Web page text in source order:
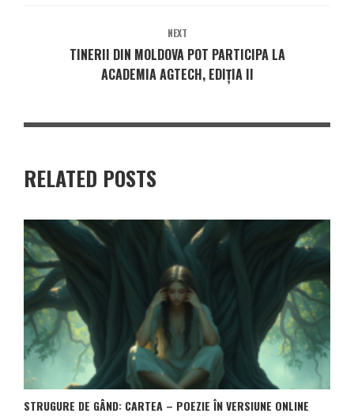
NEXT
TINERII DIN MOLDOVA POT PARTICIPA LA
ACADEMIA AGTECH, EDIȚIA II
RELATED POSTS
STRUGURE DE GÂND: CARTEA – POEZIE ÎN VERSIUNE ONLINE